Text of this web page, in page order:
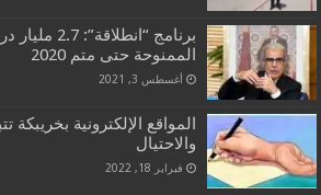
برنامج
الممنوحة حتى متم 2020
أغسطس 3, 2021
المواقع الإلكترونية
والاحتيال
فبراير 18, 2022